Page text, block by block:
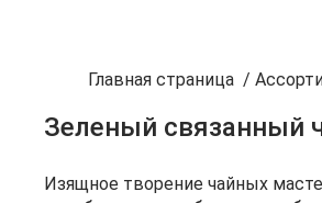
Главная страница /
Зеленый связанный
Изящное творение чайных